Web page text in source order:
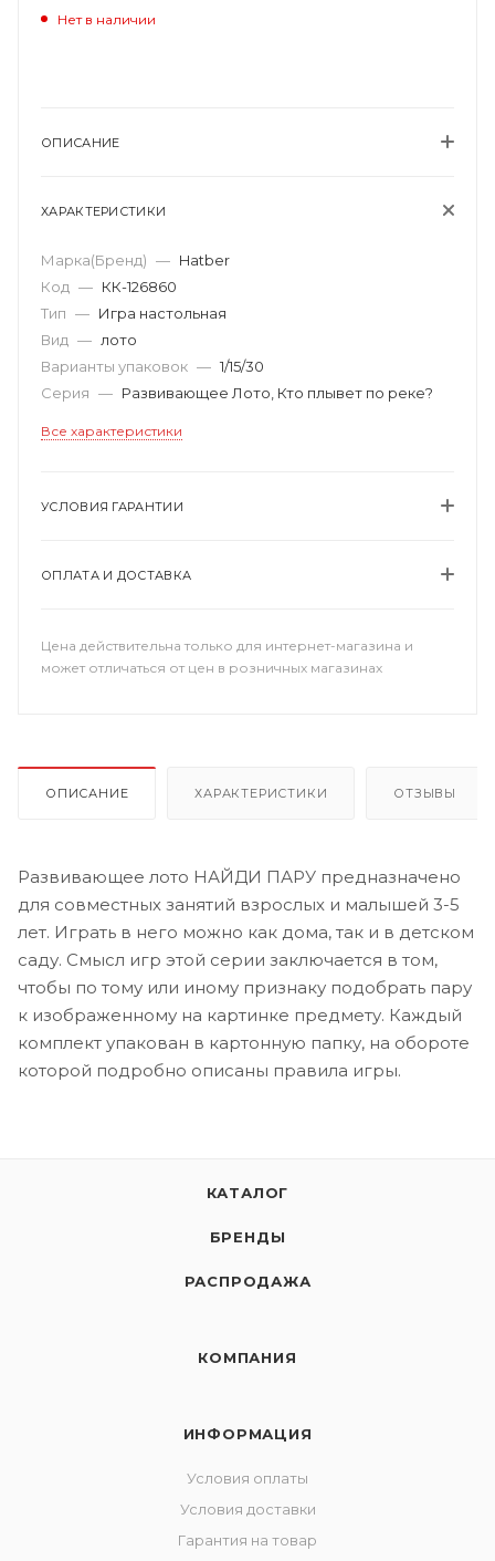
Нет в наличии
ОПИСАНИЕ
ХАРАКТЕРИСТИКИ
Марка(Бренд) — Hatber
Код — КК-126860
Тип — Игра настольная
Вид — лото
Варианты упаковок — 1/15/30
Серия — Развивающее Лото, Кто плывет по реке?
Все характеристики
УСЛОВИЯ ГАРАНТИИ
ОПЛАТА И ДОСТАВКА
Цена действительна только для интернет-магазина и
может отличаться от цен в розничных магазинах
ОПИСАНИЕ ХАРАКТЕРИСТИКИ ОТЗЫВЫ
Развивающее лото НАЙДИ ПАРУ предназначено
для совместных занятий взрослых и малышей 3-5
лет. Играть в него можно как дома, так и в детском
саду. Смысл игр этой серии заключается в том,
чтобы по тому или иному признаку подобрать пару
к изображенному на картинке предмету. Каждый
комплект упакован в картонную папку, на обороте
которой подробно описаны правила игры.
КАТАЛОГ
БРЕНДЫ
РАСПРОДАЖА
КОМПАНИЯ
ИНФОРМАЦИЯ
Условия оплаты
Условия доставки
Гарантия на товар